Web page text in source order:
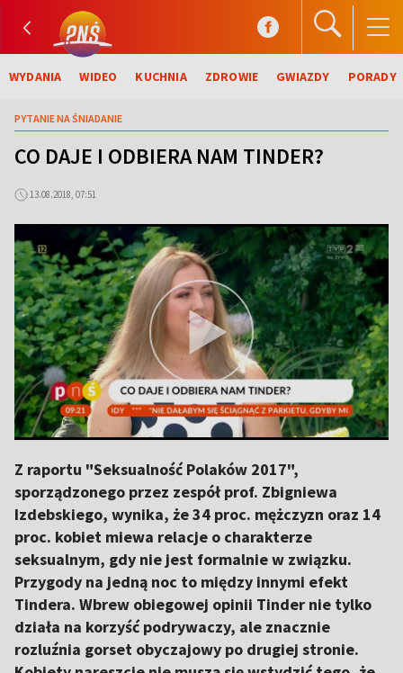
WYDANIA WIDEO KUCHNIA ZDROWIE GWIAZDY PORADY
PYTANIE NA ŚNIADANIE
CO DAJE I ODBIERA NAM TINDER?
13.08.2018, 07:51
Z raportu "Seksualność Polaków 2017",
sporządzonego przez zespół prof. Zbigniewa
Izdebskiego, wynika, że 34 proc. mężczyzn oraz 14
proc. kobiet miewa relacje o charakterze
seksualnym, gdy nie jest formalnie w związku.
Przygody na jedną noc to między innymi efekt
Tindera. Wbrew obiegowej opinii Tinder nie tylko
działa na korzyść podrywaczy, ale znacznie
rozluźnia gorset obyczajowy po drugiej stronie.